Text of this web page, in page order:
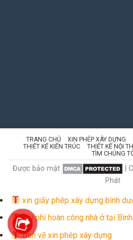
TRANG CHỦ XIN PHÉP XÂY DỰNG
THIẾT KẾ KIẾN TRÚC
THIẾT KẾ NỘI
TÌM CHÚNG
Được bảo mật
|
Phát
xin giấy phép xây dựng bình
Chi phí hoàn công nhà ở tại
Bản vẽ xin phép xây dựng